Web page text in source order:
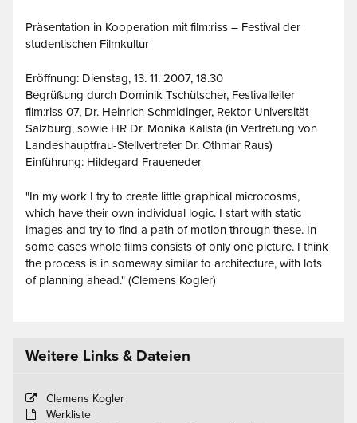
Präsentation in Kooperation mit film:riss – Festival der
studentischen Filmkultur
Eröffnung: Dienstag, 13. 11. 2007, 18.30
Begrüßung durch Dominik Tschütscher, Festivalleiter
film:riss 07, Dr. Heinrich Schmidinger, Rektor Universität
Salzburg, sowie HR Dr. Monika Kalista (in Vertretung von
Landeshauptfrau-Stellvertreter Dr. Othmar Raus)
Einführung: Hildegard Fraueneder
"In my work I try to create little graphical microcosms,
which have their own individual logic. I start with static
images and try to find a path of motion through these. In
some cases whole films consists of only one picture. I think
the process is in someway similar to architecture, with lots
of planning ahead." (Clemens Kogler)
Weitere Links & Dateien
Clemens Kogler
Werkliste